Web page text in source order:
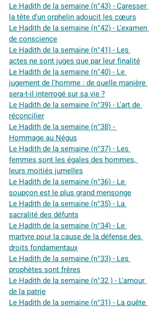
Le Hadith de la semaine (n°43) - Caresser
la tête d'un orphelin adoucit les cœurs
Le Hadith de la semaine (n°42) - L'examen
de conscience
Le Hadith de la semaine (n°41) - Les
actes ne sont juges que par leur finalité
Le Hadith de la semaine (n°40) - Le
jugement de l'homme : de quelle manière
sera-t-il interrogé sur sa vie ?
Le Hadith de la semaine (n°39) - L'art de
réconcilier
Le Hadith de la semaine (n°38) -
Hommage au Négus
Le Hadith de la semaine (n°37) - Les
femmes sont les égales des hommes,
leurs moitiés jumelles
Le Hadith de la semaine (n°36) - Le
soupçon est le plus grand mensonge
Le Hadith de la semaine (n°35) - La
sacralité des défunts
Le Hadith de la semaine (n°34) - Le
martyre pour la cause de la défense des
droits fondamentaux
Le Hadith de la semaine (n°33) - Les
prophètes sont frères
Le Hadith de la semaine (n°32 ) - L'amour
de la patrie
Le Hadith de la semaine (n°31) - La quête